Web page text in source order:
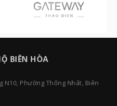
BIÊN HÒA
N10, Phường Thống Nhất, Biên